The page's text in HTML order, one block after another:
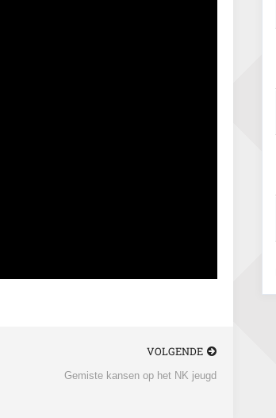
VOLGENDE
Gemiste kansen op het NK jeugd